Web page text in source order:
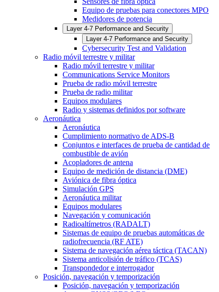
Equipo de pruebas para conectores MPO
Medidores de potencia
Layer 4-7 Performance and Security
Layer 4-7 Performance and Security
Cybersecurity Test and Validation
Radio móvil terrestre y militar
Radio móvil terrestre y militar
Communications Service Monitors
Prueba de radio móvil terrestre
Prueba de radio militar
Equipos modulares
Radio y sistemas definidos por software
Aeronáutica
Aeronáutica
Cumplimiento normativo de ADS-B
Conjuntos e interfaces de prueba de cantidad de
combustible de avión
Acopladores de antena
Equipo de medición de distancia (DME)
Aviónica de fibra óptica
Simulación GPS
Aeronáutica militar
Equipos modulares
Navegación y comunicación
Radioaltímetros (RADALT)
Sistemas de equipo de pruebas automáticas de
radiofrecuencia (RF ATE)
Sistema de navegación aérea táctica (TACAN)
Sistema anticolisión de tráfico (TCAS)
Transpondedor e interrogador
Posición, navegación y temporización
Posición, navegación y temporización